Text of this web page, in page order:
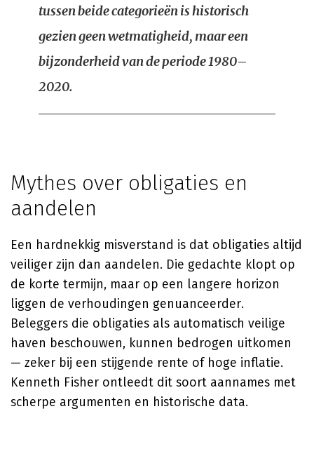
tussen beide categorieën is historisch
gezien geen wetmatigheid, maar een
bijzonderheid van de periode 1980–
2020.
Mythes over obligaties en
aandelen
Een hardnekkig misverstand is dat obligaties altijd
veiliger zijn dan aandelen. Die gedachte klopt op
de korte termijn, maar op een langere horizon
liggen de verhoudingen genuanceerder.
Beleggers die obligaties als automatisch veilige
haven beschouwen, kunnen bedrogen uitkomen
— zeker bij een stijgende rente of hoge inflatie.
Kenneth Fisher ontleedt dit soort aannames met
scherpe argumenten en historische data.